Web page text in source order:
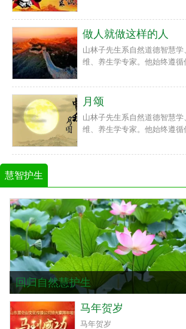
题研究和教学实践。他以原
播人类先进自然道德智慧文化
智慧心身素质！
兴传统自然道德智慧文化为
出“慧商”“回归自然，宇宙无
无限；回归心灵，智慧无限！
量，人类呼唤道德智慧教育！
自然道德智慧教育与教育智
题研究和教学实践。他以原
播人类先进自然道德智慧文化
智慧心身素质！
做人就做这样的人
山林子先生系自然道德智慧
维、养生学专家。他始终遵循
兴传统自然道德智慧文化为
出“慧商”“回归自然，宇宙无
无限；回归心灵，智慧无限！
量，人类呼唤道德智慧教育！
自然道德智慧教育与教育智
题研究和教学实践。他以原
播人类先进自然道德智慧文
月颂
山林子先生系自然道德智慧
维、养生学专家。他始终遵循
兴传统自然道德智慧文化为
无限；回归心灵，智慧无限
量，人类呼唤道德智慧教育
自然道德智慧教育与教育智
德智慧人生诗意教育，并长
题研究和教学实践。他以原
播人类先进自然道德智慧文
智慧心身素质！
慧智护生
马年贺岁
马年贺岁